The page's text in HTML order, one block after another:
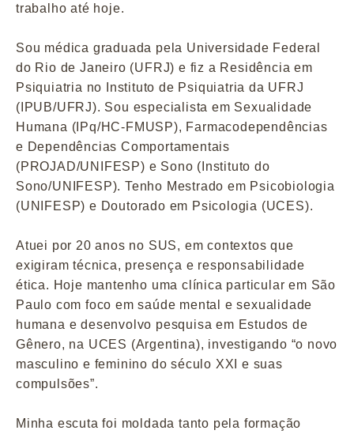
trabalho até hoje.
Sou médica graduada pela Universidade Federal
do Rio de Janeiro (UFRJ) e fiz a Residência em
Psiquiatria no Instituto de Psiquiatria da UFRJ
(IPUB/UFRJ). Sou especialista em Sexualidade
Humana (IPq/HC-FMUSP), Farmacodependências
e Dependências Comportamentais
(PROJAD/UNIFESP) e Sono (Instituto do
Sono/UNIFESP). Tenho Mestrado em Psicobiologia
(UNIFESP) e Doutorado em Psicologia (UCES).
Atuei por 20 anos no SUS, em contextos que
exigiram técnica, presença e responsabilidade
ética. Hoje mantenho uma clínica particular em São
Paulo com foco em saúde mental e sexualidade
humana e desenvolvo pesquisa em Estudos de
Gênero, na UCES (Argentina), investigando “o novo
masculino e feminino do século XXI e suas
compulsões”.
Minha escuta foi moldada tanto pela formação